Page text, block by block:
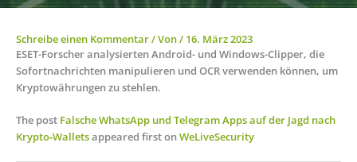
Schreibe einen Kommentar/ Von/ 16. März 2023
ESET-Forscher analysierten Android- und Windows-Clipper, die
Sofortnachrichten manipulieren und OCR verwenden können, um
Kryptowährungen zu stehlen.
The post Falsche WhatsApp und Telegram Apps auf der Jagd nach
Krypto‑Walletsappeared first onWeLiveSecurity